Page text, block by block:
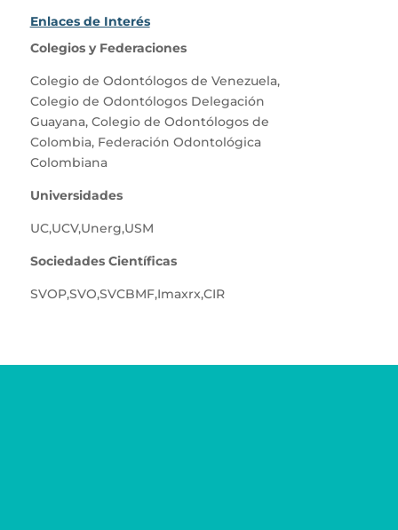
Enlaces de Interés
Colegios y Federaciones
Colegio de Odontólogos de Venezuela,
Colegio de Odontólogos Delegación
Guayana, Colegio de Odontólogos de
Colombia, Federación Odontológica
Colombiana
Universidades
UC,UCV,Unerg,USM
Sociedades Científicas
SVOP,SVO,SVCBMF,Imaxrx,CIR